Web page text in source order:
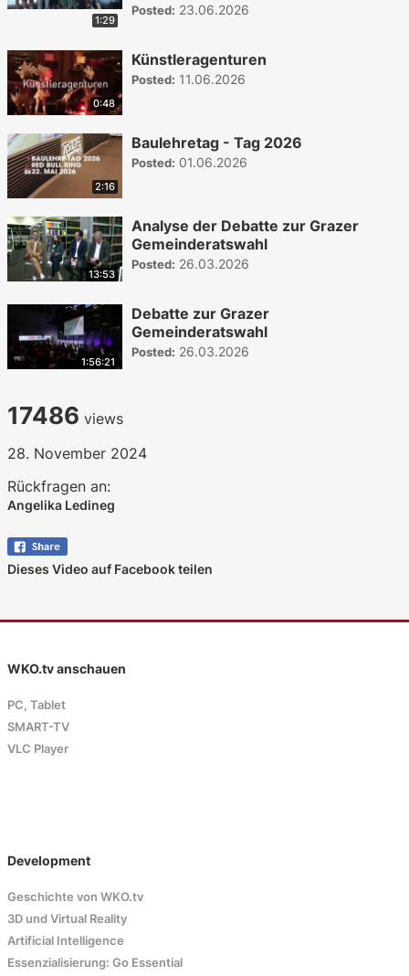
1:29
Posted: 23.06.2026
0:48
Künstleragenturen
Posted: 11.06.2026
2:16
Baulehretag - Tag 2026
Posted: 01.06.2026
13:53
Analyse der Debatte zur Grazer
Gemeinderatswahl
Posted: 26.03.2026
1:56:21
Debatte zur Grazer
Gemeinderatswahl
Posted: 26.03.2026
17486 views
28. November 2024
Rückfragen an:
Angelika Ledineg
Dieses Video auf Facebook teilen
WKO.tv anschauen
PC, Tablet
SMART-TV
VLC Player
Development
Geschichte von WKO.tv
3D und Virtual Reality
Artificial Intelligence
Essenzialisierung: Go Essential